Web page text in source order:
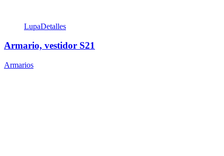
LupaDetalles
Armario, vestidor S21
Armarios